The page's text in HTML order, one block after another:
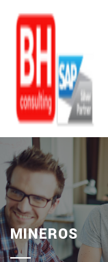
MINEROS